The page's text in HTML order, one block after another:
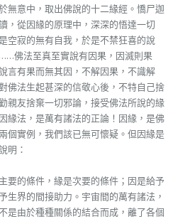
無意中，取出佛說的十二緣經。憍尸迦
，從因緣的原理中，深深的悟達一切
空寂的無有自我，於是不禁狂喜的說
佛法至真至實說有因果，因滅則果
言有果而無其因，不解因果，不識解
佛法生起甚深的信敬心後，不特自己捨
親友捨棄一切邪論，接受佛法所說的緣
緣法，是萬有諸法的正論！因緣，是佛
個實例，我們該已無可懷疑。但因緣是
明：
要的條件，緣是次要的條件；因是給予
生界的間接助力。宇宙間的萬有諸法，
是由於種種關係的結合而成，離了各個